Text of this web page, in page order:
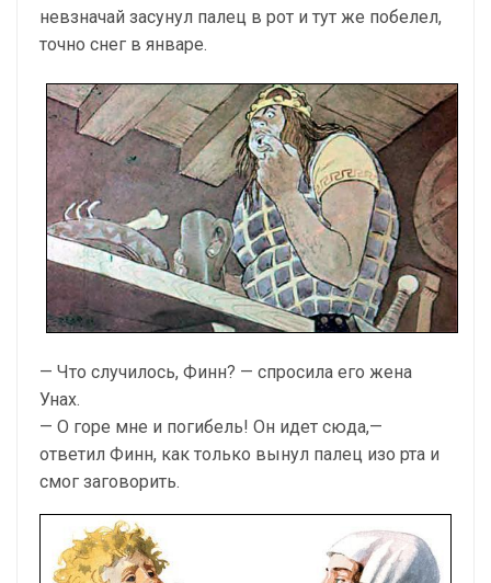
невзначай засунул палец в рот и тут же побелел,
точно снег в январе.
— Что случилось, Финн? — спросила его жена
Унах.
— О горе мне и погибель! Он идет сюда,—
ответил Финн, как только вынул палец изо рта и
смог заговорить.